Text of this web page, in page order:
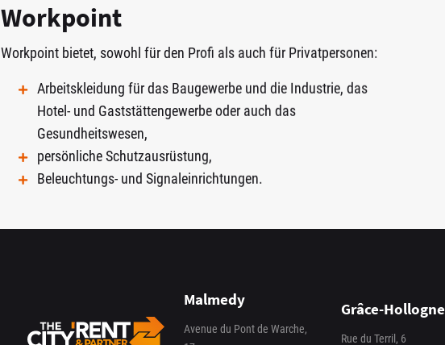
Workpoint
Workpoint bietet, sowohl für den Profi als auch für Privatpersonen:
Arbeitskleidung für das Baugewerbe und die Industrie, das
Hotel- und Gaststättengewerbe oder auch das
Gesundheitswesen,
persönliche Schutzausrüstung,
Beleuchtungs- und Signaleinrichtungen.
Malmedy
Avenue du Pont de Warche,
Grâce-Hollogne
Rue du Terril, 6